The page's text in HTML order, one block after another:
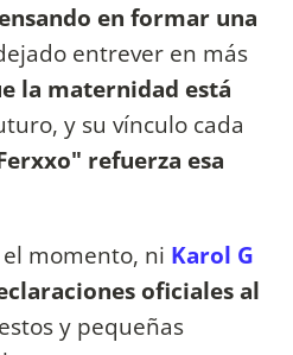
en formar una
entrever en más
la maternidad está
y su vínculo cada
refuerza esa
momento, ni Karol G
oficiales al
y pequeñas